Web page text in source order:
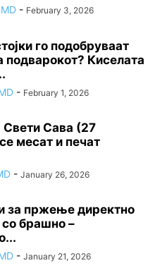
- February 3, 2026
го подобруваат
подварокот? Киселата
- February 1, 2026
Свети Сава (27
месат и печат
- January 26, 2026
за пржење директно
брашно –
- January 21, 2026